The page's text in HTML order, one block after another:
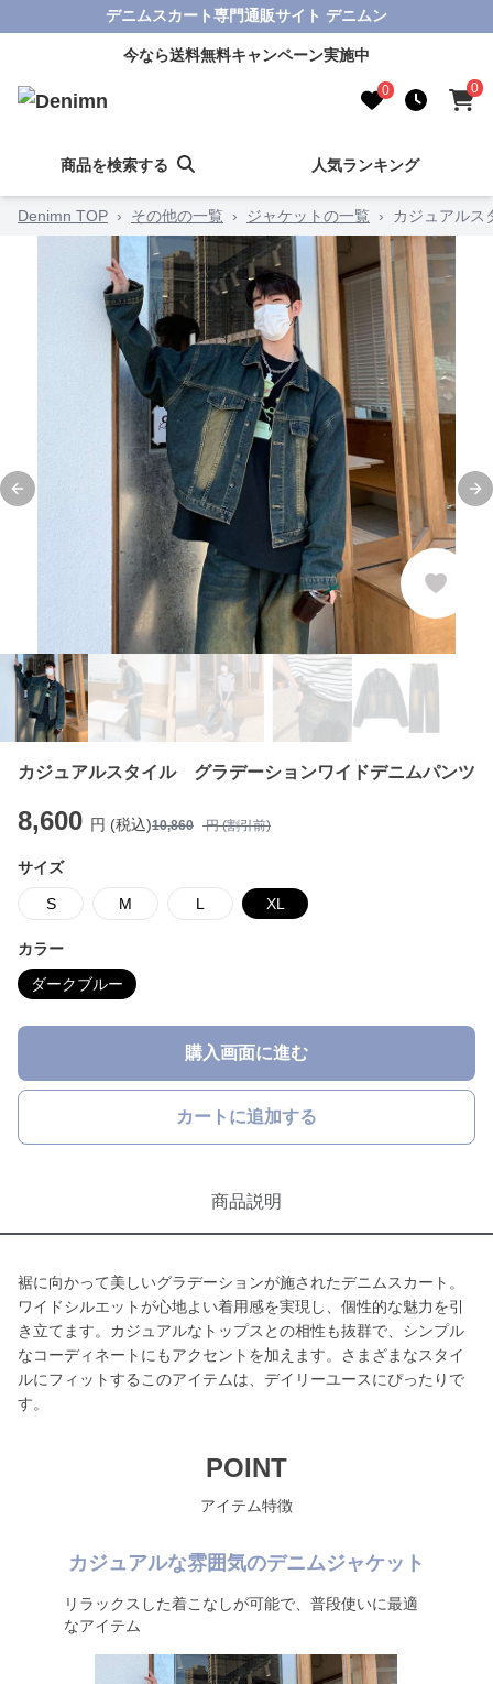
デニムスカート専門通販サイト デニムン
今なら送料無料キャンペーン実施中
0 0
商品を検索する 人気ランキング
Denimn TOP › その他の一覧 › ジャケットの一覧 › カジュアル
Previous slide
カジュアルスタイル グラデーションワイドデニムパンツ
8,600 円 (税込)10,860 円 (割引前)
サイズ
S M L XL
カラー
ダークブルー
購入画面に進む
カートに追加する
商品説明
裾に向かって美しいグラデーションが施されたデニムスカート。
ワイドシルエットが心地よい着用感を実現し、個性的な魅力を引
き立てます。カジュアルなトップスとの相性も抜群で、シンプル
なコーディネートにもアクセントを加えます。さまざまなスタイ
ルにフィットするこのアイテムは、デイリーユースにぴったりで
す。
POINT
アイテム特徴
カジュアルな雰囲気のデニムジャケット
リラックスした着こなしが可能で、普段使いに最適
なアイテム